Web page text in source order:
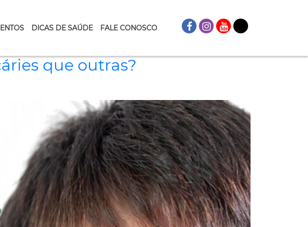
DICAS DE SAÚDE FALE CONOSCO
que outras?